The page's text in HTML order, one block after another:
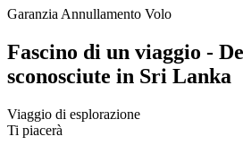
Garanzia Annullamento Volo
Fascino di un viaggio -
sconosciute in Sri Lanka
Viaggio di esplorazione
Ti piacerà